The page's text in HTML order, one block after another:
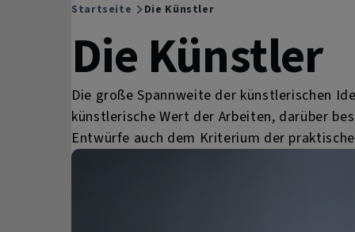
Breadcrumb
Startseite Die Künstler
Die Künstler
Die große Spannweite der künstlerischen
künstlerische Wert der Arbeiten, darüber
Entwürfe auch dem Kriterium der